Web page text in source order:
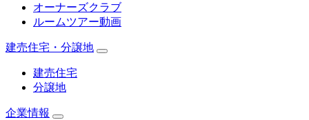
オーナーズクラブ
ルームツアー動画
建売住宅・分譲地
建売住宅
分譲地
企業情報